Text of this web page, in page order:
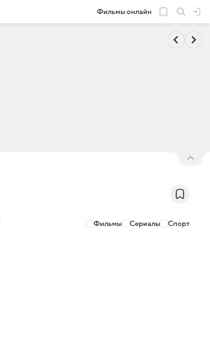
Фильмы онлайн
Фильмы Сериалы Спорт